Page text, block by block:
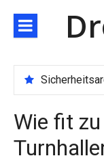
zum
Inhalt
Wie fit